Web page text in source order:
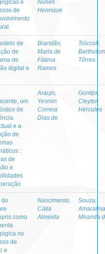
e
de
Nunes
Henrique
de
de
de
digital e
Brandão,
Maria de
Fátima
Ramos
Tróccoli,
Tôrres
um
de
e a
de
:
de
e
Araujo,
Yesmin
Correia
Dias de
Gontijo,
Cleyton
Hércules
do
como
no
de
e
Nascimento,
Cátia
Almeida
Souza,
Amaralina
Miranda